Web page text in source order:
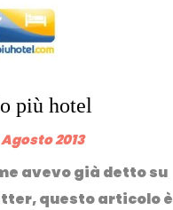
più hotel
2013
avevo già detto su
questo articolo è